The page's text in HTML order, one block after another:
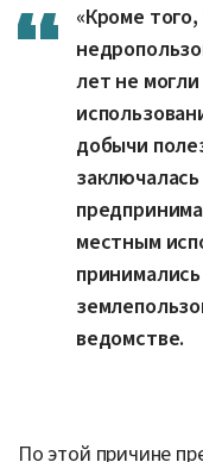
«Кроме
лет не
добычи
местным
ведомстве.
По этой причине